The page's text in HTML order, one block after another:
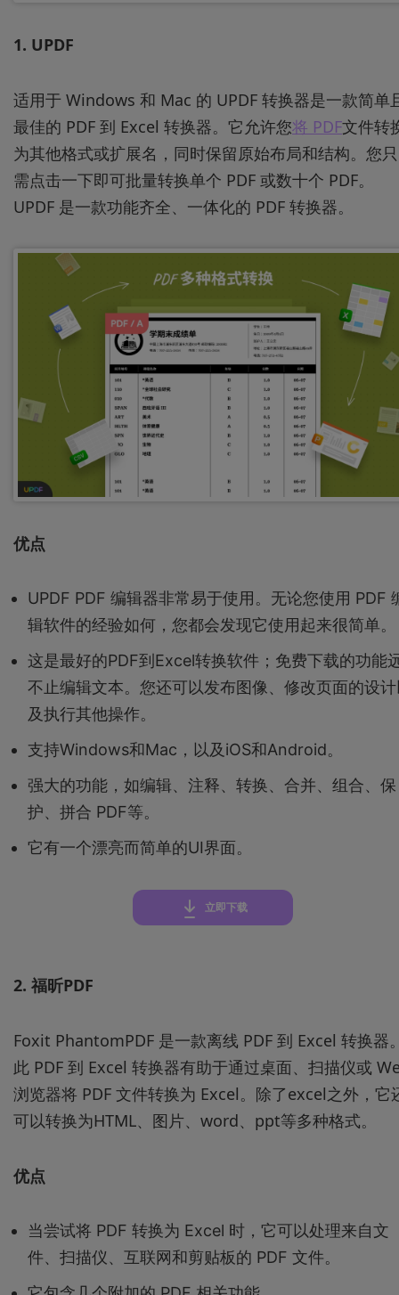
1. UPDF
适用于 Windows 和 Mac 的 UPDF 转换器是一款简单
最佳的 PDF 到 Excel 转换器。它允许您将 PDF文件转
为其他格式或扩展名，同时保留原始布局和结构。您只
需点击一下即可批量转换单个 PDF 或数十个 PDF。
UPDF 是一款功能齐全、一体化的 PDF 转换器。
优点
UPDF PDF 编辑器非常易于使用。无论您使用 PDF
辑软件的经验如何，您都会发现它使用起来很简单。
这是最好的PDF到Excel转换软件；免费下载的功能
不止编辑文本。您还可以发布图像、修改页面的设
及执行其他操作。
支持Windows和Mac，以及iOS和Android。
强大的功能，如编辑、注释、转换、合并、组合、保
护、拼合 PDF等。
它有一个漂亮而简单的UI界面。
立即下载
2. 福昕PDF
Foxit PhantomPDF 是一款离线 PDF 到 Excel 转换器
此 PDF 到 Excel 转换器有助于通过桌面、扫描仪或
浏览器将 PDF 文件转换为 Excel。除了excel之外，它
可以转换为HTML、图片、word、ppt等多种格式。
优点
当尝试将 PDF 转换为 Excel 时，它可以处理来自文
件、扫描仪、互联网和剪贴板的 PDF 文件。